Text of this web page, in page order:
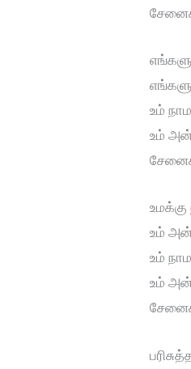
உம்
உம்
உம்
உம்
உம்